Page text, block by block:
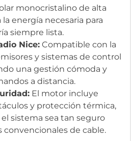
monocristalino de alta
energía necesaria para
siempre lista.
Nice: Compatible con la
y sistemas de control
una gestión cómoda y
a distancia.
El motor incluye
y protección térmica,
sistema sea tan seguro
convencionales de cable.